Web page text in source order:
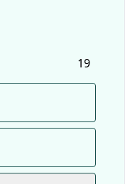
19